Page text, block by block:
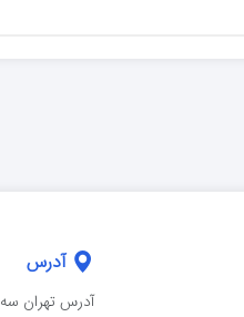
آدرس
آدرس تهران سه راه آذرى ،2